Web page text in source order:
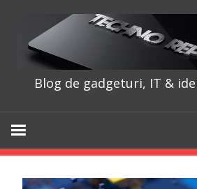
content
Blog de gadgeturi, IT &